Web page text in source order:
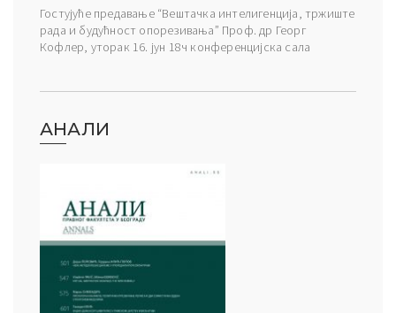
Гостујуће предавање “Вештачка интелигенција, тржиште
рада и будућност опорезивања” Проф. др Георг
Кофлер, уторак 16. јун 18ч конференцијска сала
АНАЛИ